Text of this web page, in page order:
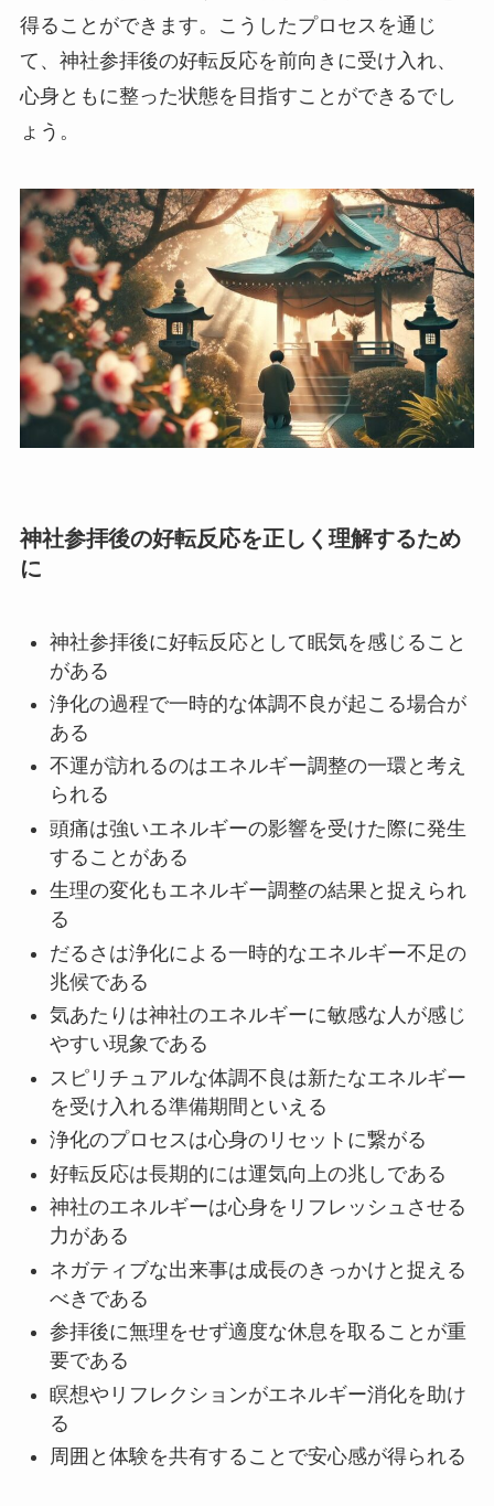
得ることができます。こうしたプロセスを通じ
て、神社参拝後の好転反応を前向きに受け入れ、
心身ともに整った状態を目指すことができるでし
ょう。
神社参拝後の好転反応を正しく理解するため
に
神社参拝後に好転反応として眠気を感じること
がある
浄化の過程で一時的な体調不良が起こる場合が
ある
不運が訪れるのはエネルギー調整の一環と考え
られる
頭痛は強いエネルギーの影響を受けた際に発生
することがある
生理の変化もエネルギー調整の結果と捉えられ
る
だるさは浄化による一時的なエネルギー不足の
兆候である
気あたりは神社のエネルギーに敏感な人が感じ
やすい現象である
スピリチュアルな体調不良は新たなエネルギー
を受け入れる準備期間といえる
浄化のプロセスは心身のリセットに繋がる
好転反応は長期的には運気向上の兆しである
神社のエネルギーは心身をリフレッシュさせる
力がある
ネガティブな出来事は成長のきっかけと捉える
べきである
参拝後に無理をせず適度な休息を取ることが重
要である
瞑想やリフレクションがエネルギー消化を助け
る
周囲と体験を共有することで安心感が得られる